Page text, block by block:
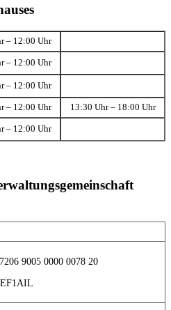
– 12:00 Uhr
– 12:00 Uhr
– 12:00 Uhr
– 12:00 Uhr 13:30 Uhr – 18:00 Uhr
– 12:00 Uhr
9005 0000 0078 20